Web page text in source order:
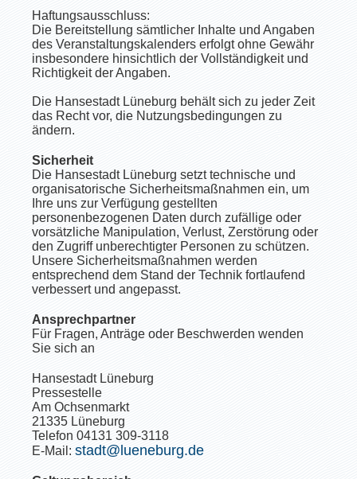
Haftungsausschluss:
Die Bereitstellung sämtlicher Inhalte und Angaben
des Veranstaltungskalenders erfolgt ohne Gewähr
insbesondere hinsichtlich der Vollständigkeit und
Richtigkeit der Angaben.
Die Hansestadt Lüneburg behält sich zu jeder Zeit
das Recht vor, die Nutzungsbedingungen zu
ändern.
Sicherheit
Die Hansestadt Lüneburg setzt technische und
organisatorische Sicherheitsmaßnahmen ein, um
Ihre uns zur Verfügung gestellten
personenbezogenen Daten durch zufällige oder
vorsätzliche Manipulation, Verlust, Zerstörung oder
den Zugriff unberechtigter Personen zu schützen.
Unsere Sicherheitsmaßnahmen werden
entsprechend dem Stand der Technik fortlaufend
verbessert und angepasst.
Ansprechpartner
Für Fragen, Anträge oder Beschwerden wenden
Sie sich an
Hansestadt Lüneburg
Pressestelle
Am Ochsenmarkt
21335 Lüneburg
Telefon 04131 309-3118
E-Mail: stadt@lueneburg.de